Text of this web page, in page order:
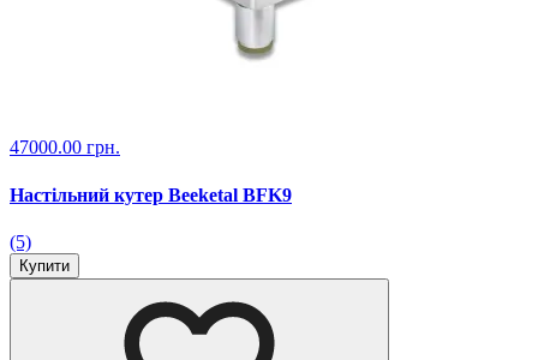
47000.00 грн.
Настільний кутер Beeketal BFK9
(5)
Купити